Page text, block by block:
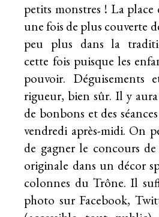
petits monstres ! La
une fois de plus couverte
peu plus dans la
cette fois puisque les
pouvoir. Déguisements
rigueur, bien sûr. Il y
de bonbons et des
vendredi après-midi. On
de gagner le concours
originale dans un décor
colonnes du Trône. Il
photo sur Facebook,